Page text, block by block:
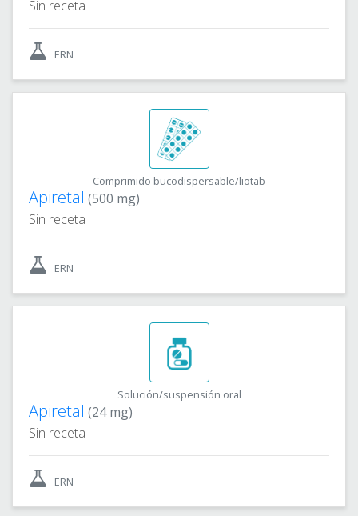
Sin receta
ERN
Comprimido bucodispersable/liotab
Apiretal (500 mg)
Sin receta
ERN
Solución/suspensión oral
Apiretal (24 mg)
Sin receta
ERN